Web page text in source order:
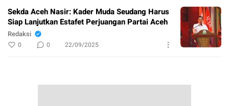
Sekda Aceh Nasir: Kader Muda Seudang Harus
Siap Lanjutkan Estafet Perjuangan Partai Aceh
Redaksi
0 0 22/09/2025